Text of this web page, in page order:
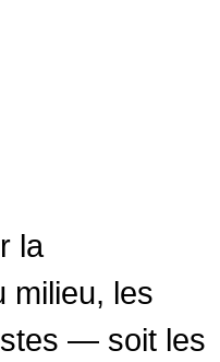
la
milieu, les
— soit les